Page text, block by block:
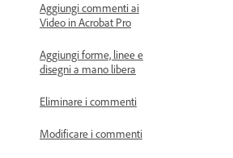
Aggiungi commenti ai
Video in Acrobat Pro
Aggiungi forme, linee e
disegni a mano libera
Eliminare i commenti
Modificare i commenti